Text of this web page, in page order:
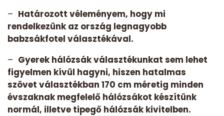
– Határozott véleményem, hogy mi
rendelkezünk az ország legnagyobb
babzsákfotel választékával.
– Gyerek hálózsák választékunkat sem lehet
figyelmen kívül hagyni, hiszen hatalmas
szövet választékban 170 cm méretig minden
évszaknak megfelelő hálózsákot készítünk
normál, illetve tipegő hálózsák kivitelben.